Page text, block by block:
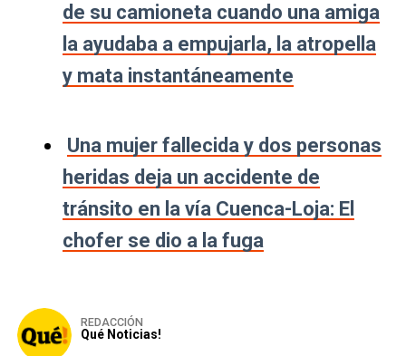
de su camioneta cuando una amiga
la ayudaba a empujarla, la atropella
y mata instantáneamente
Una mujer fallecida y dos personas
heridas deja un accidente de
tránsito en la vía Cuenca-Loja: El
chofer se dio a la fuga
REDACCIÓN
Qué Noticias!